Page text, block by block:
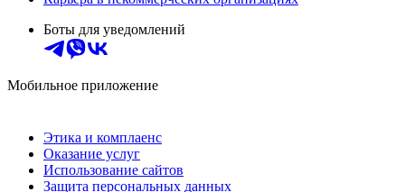
Боты для уведомлений
Мобильное приложение
Этика и комплаенс
Оказание услуг
Использование сайтов
Защита персональных данных